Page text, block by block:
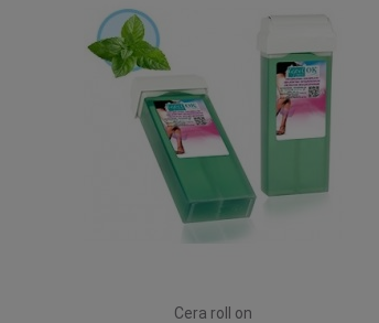
Cera roll on